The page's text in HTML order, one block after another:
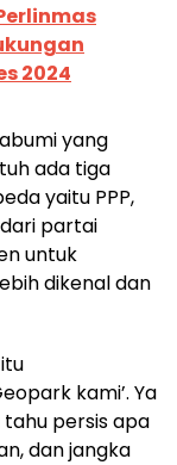
2024
yang
ada tiga
yaitu PPP,
partai
untuk
dikenal dan
kami’. Ya
persis apa
dan jangka